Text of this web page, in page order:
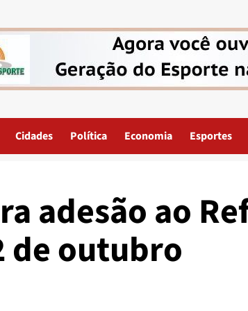
Cidades Política Economia Esportes
adesão ao
de outubro